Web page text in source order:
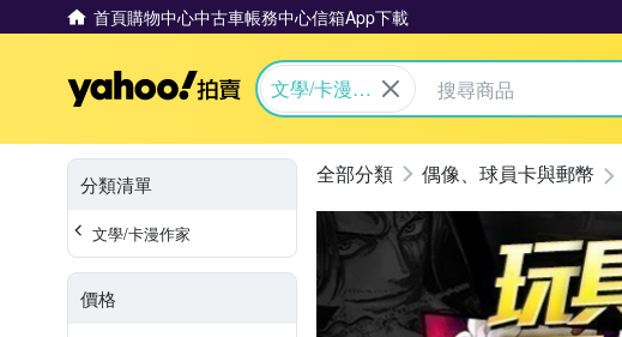
首頁購物中心中古車帳務中心信箱App下載
Yahoo拍賣
文學/卡漫作
分類清單
文學/卡漫作家
價格
偶像、球員卡與郵幣